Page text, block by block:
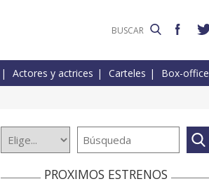
Actores y actrices Carteles Box-office
PROXIMOS ESTRENOS